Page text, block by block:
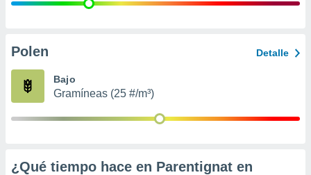
publicidad
de
Polen Detalle
Bajo
Gramíneas (25 #/m³)
¿Qué tiempo hace en Parentignat en